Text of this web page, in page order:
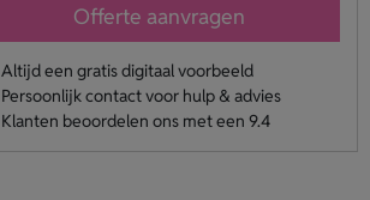
Offerte aanvragen
Altijd een gratis digitaal voorbeeld
Persoonlijk contact voor hulp & advies
Klanten beoordelen ons met een 9.4